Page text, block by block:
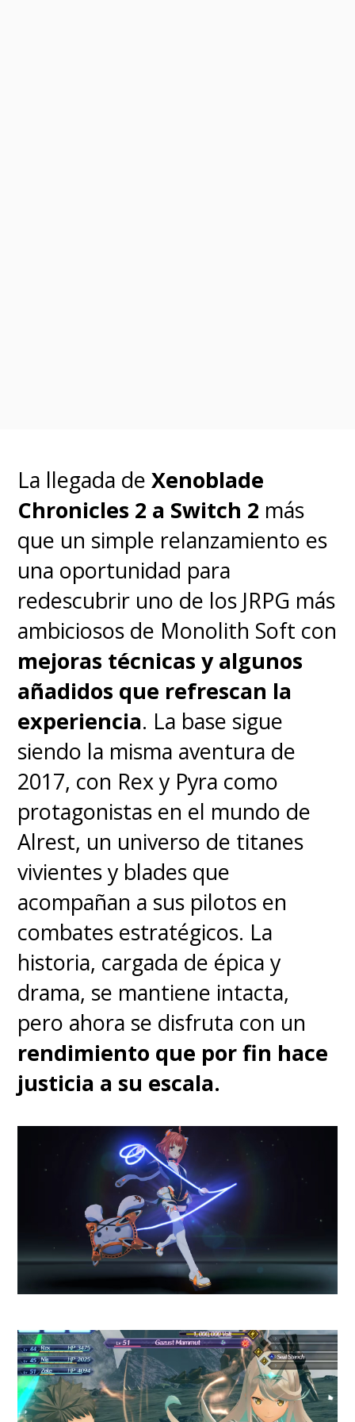
Aunque la serie logra
afirmarse con el avance de
sus episodios, le pesa
bastante el no contar con un
inicio sólido.
Su primer capítulo no sale de la
norma, dondeMatt Owens
( Agents of S.H.I.E.L.D., Luke Cage
ySteven Maeda(Lost, The X-
Files),showrunnersy guionistas,
trataron de abarcar demasiados
elementos para apurar el
encuentro de los primeros tres
miembros de los Sombrero de
Paja.El episodio es apresurado
y muchas de sus actuaciones
no convencen, lo que hace
que el entusiasmo decaiga en
su avance.
Sin embargo, todo empieza a
agarrar un norte con su
orígenes de un personaje
funcionan perfectos como hilo
conductor al entrar en escena
La llegada deXenoblade
Chronicles 2 a Switch 2 más
que un simple relanzamiento es
una oportunidad para
redescubrir uno de los JRPG más
ambiciosos de Monolith Soft con
mejoras técnicas y algunos
añadidos que refrescan la
experiencia. La base sigue
siendo la misma aventura de
2017, con Rex y Pyra como
protagonistas en el mundo de
Alrest, un universo de titanes
vivientes y blades que
acompañan a sus pilotos en
combates estratégicos. La
historia, cargada de épica y
drama, se mantiene intacta,
pero ahora se disfruta con un
rendimiento que por fin hace
justicia a su escala.